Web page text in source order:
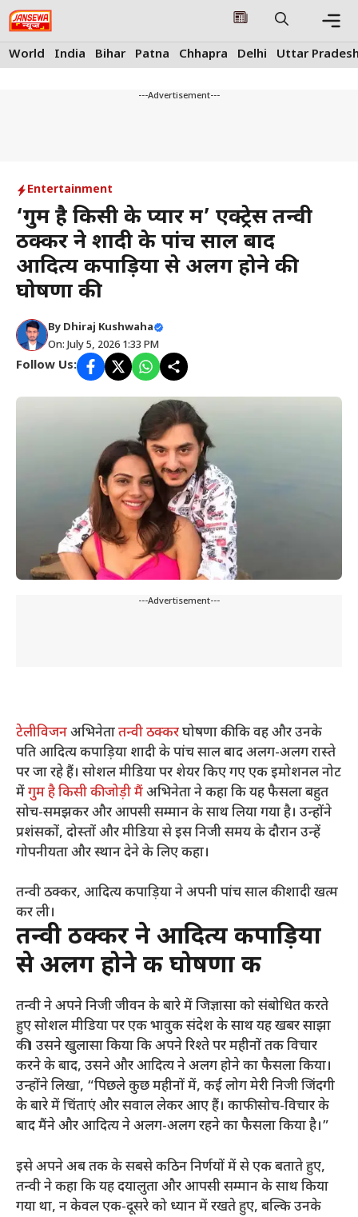
Skip
to
content
World India Bihar Patna Chhapra Delhi Uttar
---Advertisement---
Entertainment
‘गुम है किसी के प्यार में’ एक्ट्रेस तन्वी
ठक्कर ने शादी के पांच साल बाद
आदित्य कपाड़िया से अलग होने की
घोषणा की
By Dhiraj Kushwaha
On: July 5, 2026 1:33 PM
Follow Us:
---Advertisement---
टेलीविजनअभिनेतातन्वी ठक्करघोषणा की कि वह और उनके
पति आदित्य कपाड़िया शादी के पांच साल बाद अलग-अलग रास्ते
पर जा रहे हैं। सोशल मीडिया पर शेयर किए गए एक इमोशनल नोट
मेंगुम है किसी की जोड़ी मैंअभिनेता ने कहा कि यह फैसला बहुत
सोच-समझकर और आपसी सम्मान के साथ लिया गया है। उन्होंने
प्रशंसकों, दोस्तों और मीडिया से इस निजी समय के दौरान उन्हें
गोपनीयता और स्थान देने के लिए कहा।
तन्वी ठक्कर, आदित्य कपाड़िया ने अपनी पांच साल की शादी खत्म
कर ली।
तन्वी ठक्कर ने आदित्य कपाड़िया
से अलग होने की घोषणा की
तन्वी ने अपने निजी जीवन के बारे में जिज्ञासा को संबोधित करते
हुए सोशल मीडिया पर एक भावुक संदेश के साथ यह खबर साझा
की। उसने खुलासा किया कि अपने रिश्ते पर महीनों तक विचार
करने के बाद, उसने और आदित्य ने अलग होने का फैसला किया।
उन्होंने लिखा, “पिछले कुछ महीनों में, कई लोग मेरी निजी जिंदगी
के बारे में चिंताएं और सवाल लेकर आए हैं। काफी सोच-विचार के
बाद मैंने और आदित्य ने अलग-अलग रहने का फैसला किया है।”
इसे अपने अब तक के सबसे कठिन निर्णयों में से एक बताते हुए,
तन्वी ने कहा कि यह दयालुता और आपसी सम्मान के साथ किया
गया था, न केवल एक-दूसरे को ध्यान में रखते हुए, बल्कि उनके